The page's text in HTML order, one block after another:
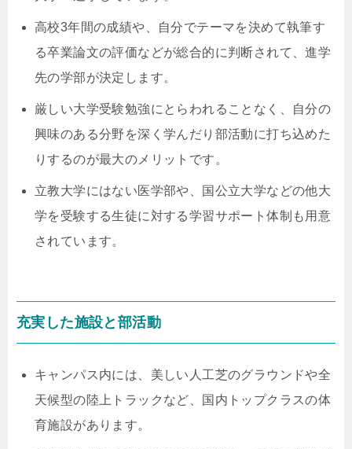
高校3年間の成績や、自分でテーマを決めて執筆す
る卒業論文の評価などが総合的に判断されて、進学
先の学部が決定します。
厳しい大学受験勉強にとらわれることなく、自分の
興味のある分野を深く学んだり部活動に打ち込めた
りするのが最大のメリットです。
立教大学にはない医学部や、国公立大学などの他大
学を受験する生徒に対する学習サポート体制も用意
されています。
充実した施設と部活動
キャンパス内には、美しい人工芝のグラウンドや全
天候型の陸上トラックなど、国内トップクラスの体
育施設があります。